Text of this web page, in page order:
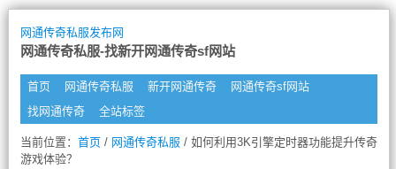
网通传奇私服发布网
网通传奇私服-找新开网通传奇sf网站
首页 网通传奇私服 新开网通传奇
网通传奇sf网站
找网通传奇
全站标签
当前位置： 首页/ 网通传奇私服 / 如何利用3K引擎定时器功能提升传奇
游戏体验？